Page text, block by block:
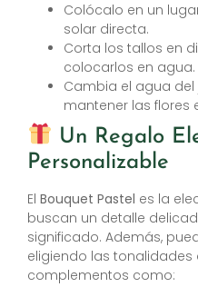
Colócalo en un
solar directa.
Corta los tallos en
colocarlos en agua.
Cambia el agua
mantener las flores
Un Regalo
Personalizable
El Bouquet Pastel es la
buscan un detalle
significado. Además,
eligiendo las
complementos como: